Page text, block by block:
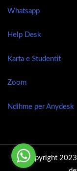
Whatsapp
Help Desk
Karta e Studentit
Zoom
Ndihme per Anydesk
© Copyright 2023